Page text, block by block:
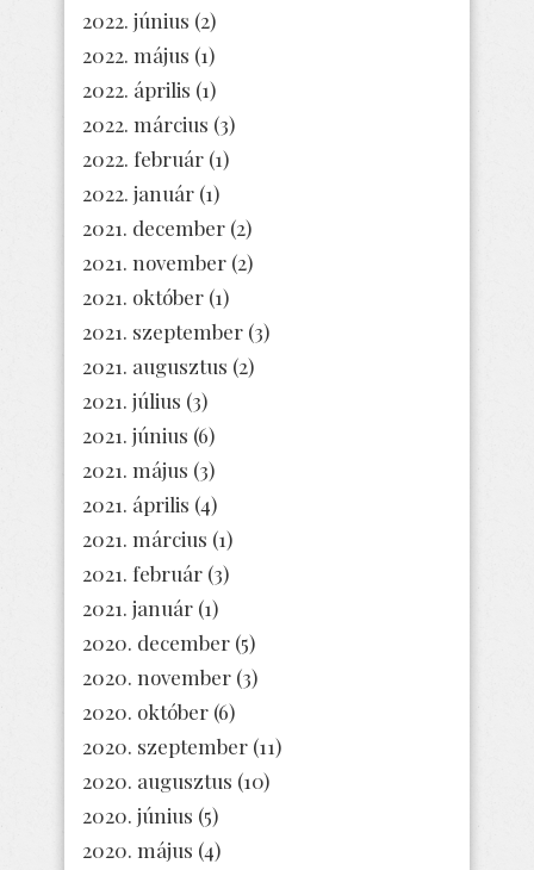
2022. június (2)
2022. május (1)
2022. április (1)
2022. március (3)
2022. február (1)
2022. január (1)
2021. december (2)
2021. november (2)
2021. október (1)
2021. szeptember (3)
2021. augusztus (2)
2021. július (3)
2021. június (6)
2021. május (3)
2021. április (4)
2021. március (1)
2021. február (3)
2021. január (1)
2020. december (5)
2020. november (3)
2020. október (6)
2020. szeptember (11)
2020. augusztus (10)
2020. június (5)
2020. május (4)